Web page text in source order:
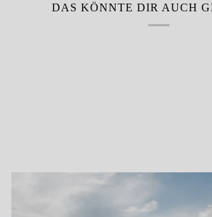
DAS KÖNNTE DIR AUCH